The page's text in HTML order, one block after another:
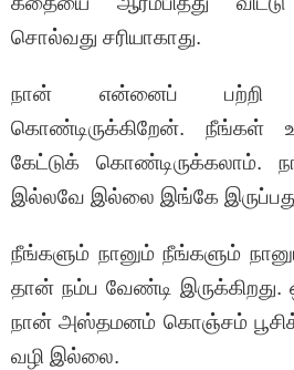
சொல்வது சரியாகாது.
நான் என்னைப் பற்றி
கொண்டிருக்கிறேன். நீங்கள்
கேட்டுக் கொண்டிருக்கலாம்.
இல்லவே இல்லை இங்கே
நீங்களும் நானும் நீங்களும்
தான் நம்ப வேண்டி இருக்கிறது.
நான் அஸ்தமனம் கொஞ்சம்
வழி இல்லை.